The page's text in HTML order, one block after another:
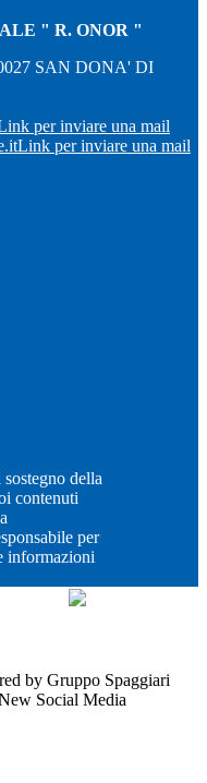
" R. ONOR "
SAN DONA' DI
per inviare una mail
Link per inviare una mail
della
contenuti
per
informazioni
by Gruppo Spaggiari
Social Media